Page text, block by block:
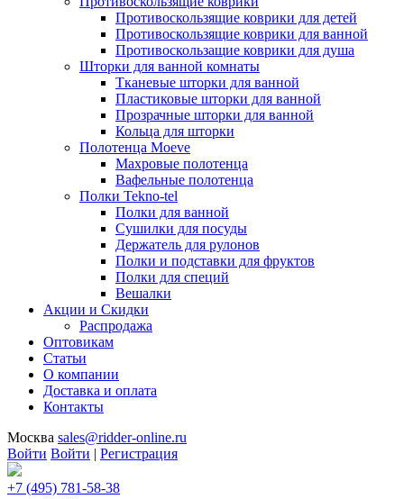
Противоскользящие коврики для детей
Противоскользящие коврики для ванной
Противоскользащие коврики для душа
Шторки для ванной комнаты
Тканевые шторки для ванной
Пластиковые шторки для ванной
Прозрачные шторки для ванной
Кольца для шторки
Полотенца Moeve
Махровые полотенца
Вафельные полотенца
Полки Tekno-tel
Полки для ванной
Сушилки для посуды
Держатель для рулонов
Полки и подставки для фруктов
Полки для специй
Вешалки
Акции и Скидки
Распродажа
Оптовикам
Статьи
О компании
Доставка и оплата
Контакты
Москва sales@ridder-online.ru
Войти Войти | Регистрация
+7 (495) 781-58-38